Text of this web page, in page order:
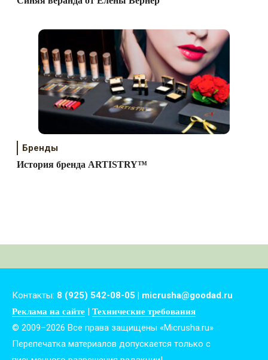
Бренды
История бренда ARTISTRY™
Контакты: 8 (925) 542-08-05 | micrusha@goodad.ru
Реклама на сайте | Технические требования
© 2009–2026 Все права защищены «Micrusha.ru»
Перепечатка материалов допускается только с